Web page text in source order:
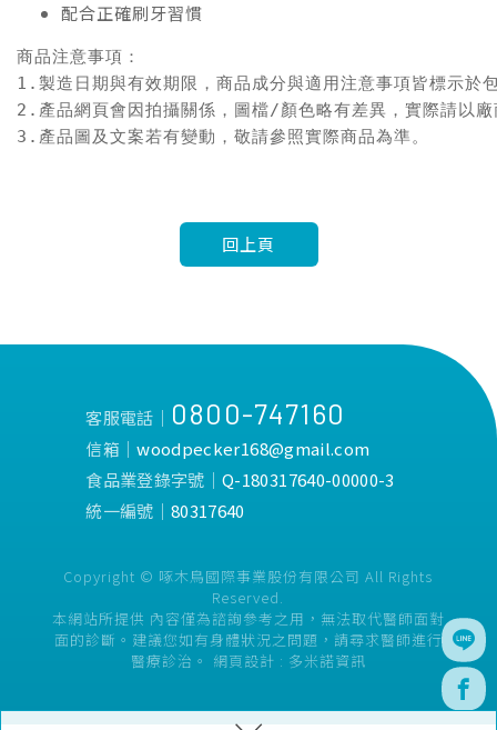
配合正確刷牙習慣
商品注意事項：
1.製造日期與有效期限，商品成分與適用注意事項皆標示於
2.產品網頁會因拍攝關係，圖檔/顏色略有差異，實際請以
3.產品圖及文案若有變動，敬請參照實際商品為準。
回上頁
客服電話│ 0800-747160
信箱│woodpecker168@gmail.com
食品業登錄字號│Q-180317640-00000-3
統一編號│80317640
Copyright © 啄木鳥國際事業股份有限公司 All Rights
Reserved.
本網站所提供 內容僅為諮詢參考之用，無法取代醫師面對
面的診斷。建議您如有身體狀況之問題，請尋求醫師進行
醫療診治。 網頁設計 : 多米諾資訊